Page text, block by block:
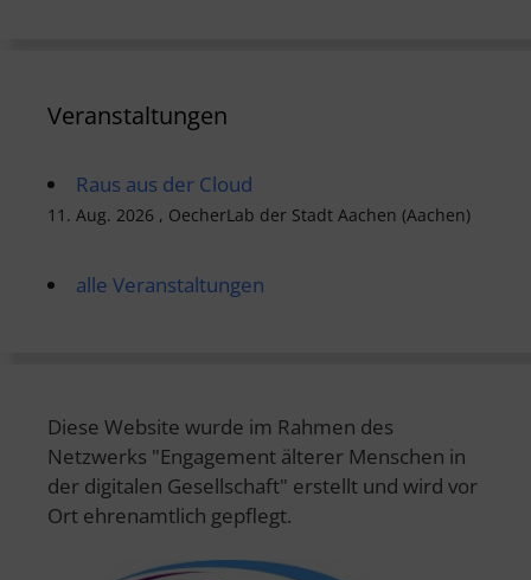
Veranstaltungen
Raus aus der Cloud
11. Aug. 2026 , OecherLab der Stadt Aachen (Aachen)
alle Veranstaltungen
Diese Website wurde im Rahmen des
Netzwerks "Engagement älterer Menschen in
der digitalen Gesellschaft" erstellt und wird vor
Ort ehrenamtlich gepflegt.